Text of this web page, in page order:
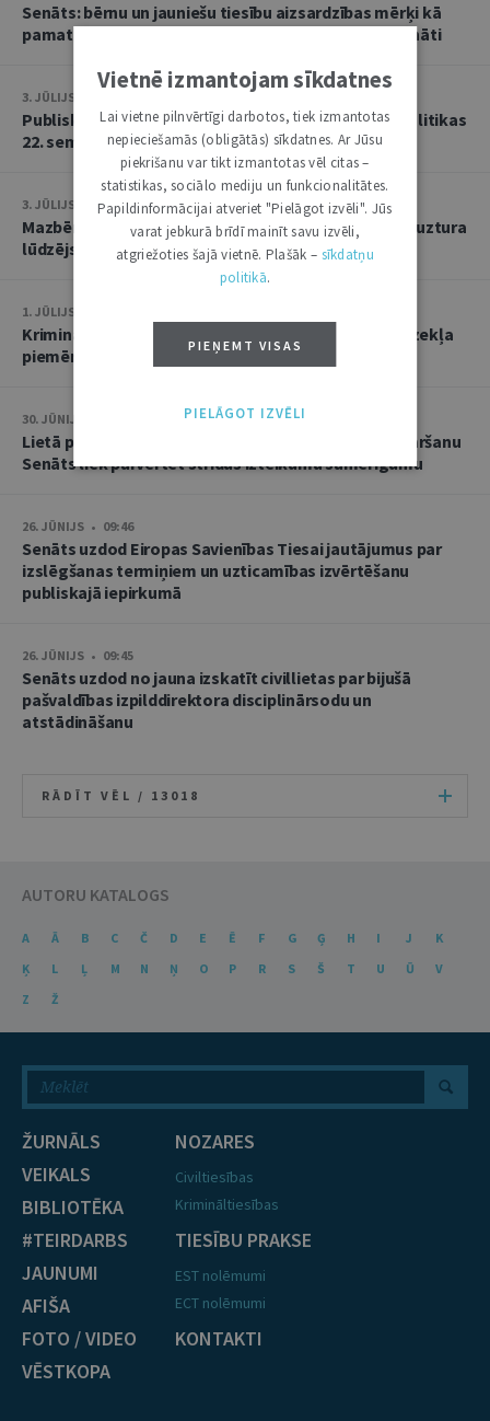
Senāts: bērnu un jauniešu tiesību aizsardzības mērķi kā
pamatu atbrīvojumam no PVN nevar tulkot paplašināti
3. JŪLIJS • 18:23
Publisko tiesību institūta konstitucionālās tiesībpolitikas
22. seminārs
3. JŪLIJS • 14:45
Mazbērniem nav pienākuma uzturēt vecvecākus, ja uztura
lūdzējs nav par viņiem rūpējies
1. JŪLIJS • 17:38
Kriminālsoda un medicīniska rakstura piespiedu līdzekļa
piemērošana savstarpēji viens otru neizslēdz
30. JŪNIJS • 14:58
Lietā par namu pārvaldnieces goda un cieņas aizskaršanu
Senāts liek pārvērtēt strīdus izteikumu samērīgumu
26. JŪNIJS • 09:46
Senāts uzdod Eiropas Savienības Tiesai jautājumus par
izslēgšanas termiņiem un uzticamības izvērtēšanu
publiskajā iepirkumā
26. JŪNIJS • 09:45
Senāts uzdod no jauna izskatīt civillietas par bijušā
pašvaldības izpilddirektora disciplinārsodu un
atstādināšanu
RĀDĪT VĒL / 13018
AUTORU KATALOGS
A Ā B C Č D E Ē F G Ģ H I J
K
Ķ
L Ļ M N Ņ O P R S Š T U Ū
V
Z
Ž
ŽURNĀLS
VEIKALS
BIBLIOTĒKA
#TEIRDARBS
JAUNUMI
AFIŠA
FOTO / VIDEO
VĒSTKOPA
NOZARES
Civiltiesības
Krimināltiesības
TIESĪBU PRAKSE
EST nolēmumi
ECT nolēmumi
KONTAKTI
Vietnē izmantojam sīkdatnes
Lai vietne pilnvērtīgi darbotos, tiek izmantotas
nepieciešamās (obligātās) sīkdatnes. Ar Jūsu
piekrišanu var tikt izmantotas vēl citas –
statistikas, sociālo mediju un funkcionalitātes.
Papildinformācijai atveriet "Pielāgot izvēli". Jūs
varat jebkurā brīdī mainīt savu izvēli,
atgriežoties šajā vietnē. Plašāk – sīkdatņu
politikā.
PIEŅEMT VISAS
PIELĀGOT IZVĒLI